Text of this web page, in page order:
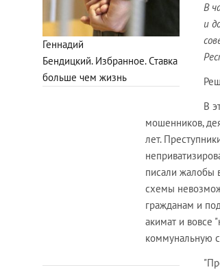
Геннадий
Бендицкий. Избранное. Ставка
больше чем жизнь
В
и
В
мошенников,
лет.
писали жалобы
схемы
гражданам и
акимат и вовсе
коммунальную